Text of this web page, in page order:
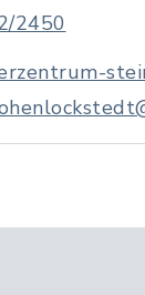
2450